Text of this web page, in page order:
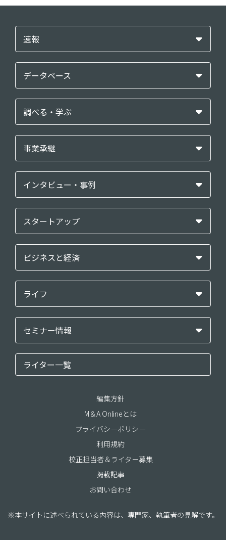
速報
データベース
調べる・学ぶ
事業承継
インタビュー・事例
スタートアップ
ビジネスと経済
ライフ
セミナー情報
ライター一覧
編集方針
M＆A Onlineとは
プライバシーポリシー
利用規約
校正担当者＆ライター募集
掲載記事
お問い合わせ
※本サイトに述べられている内容は、専門家、執筆者の見解です。